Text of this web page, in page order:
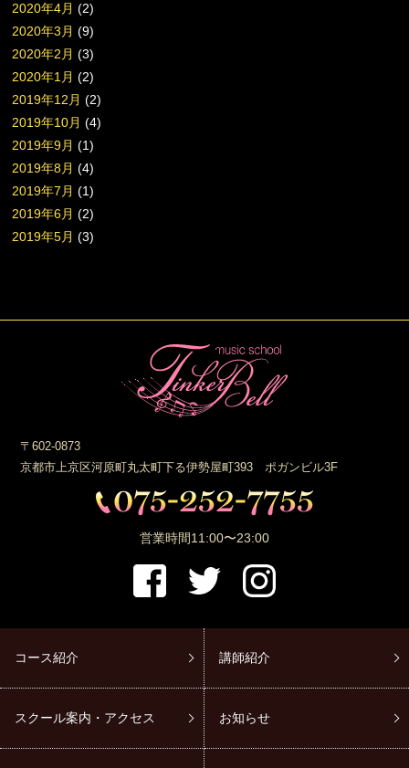
2020年4月 (2)
2020年3月 (9)
2020年2月 (3)
2020年1月 (2)
2019年12月 (2)
2019年10月 (4)
2019年9月 (1)
2019年8月 (4)
2019年7月 (1)
2019年6月 (2)
2019年5月 (3)
〒602-0873
京都市上京区河原町丸太町下る伊勢屋町393 ポガンビル3F
営業時間11:00〜23:00
コース紹介 講師紹介
スクール案内・アクセス お知らせ